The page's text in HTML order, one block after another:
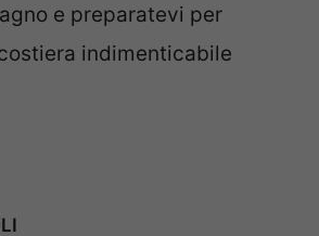
e preparatevi per
indimenticabile